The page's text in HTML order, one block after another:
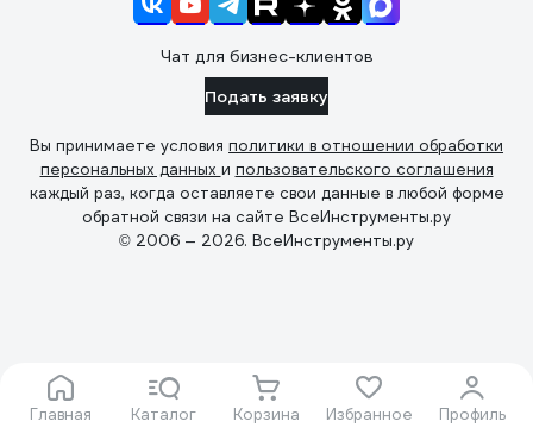
Главная Каталог Корзина Избранное Профиль
Чат для бизнес-клиентов
Подать заявку
Вы принимаете условия политики в отношении обработки
персональных данных и пользовательского соглашения
каждый раз, когда оставляете свои данные в любой форме
обратной связи на сайте ВсеИнструменты.ру
© 2006 — 2026. ВсеИнструменты.ру